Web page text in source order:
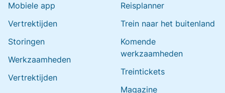
Mobiele app
Vertrektijden
Storingen
Werkzaamheden
Vertrektijden
Reisplanner
Trein naar het buitenland
Komende
werkzaamheden
Treintickets
Magazine